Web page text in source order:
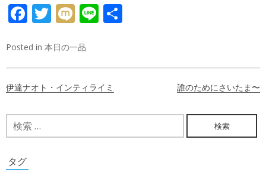
FACEBOOK
TWITTER
MIXILINE
Posted in 本日の一品
ナ
ビ
ゲ
伊達ナオト・インティライミ 誰のためにさいたま〜
検
索:
タグ